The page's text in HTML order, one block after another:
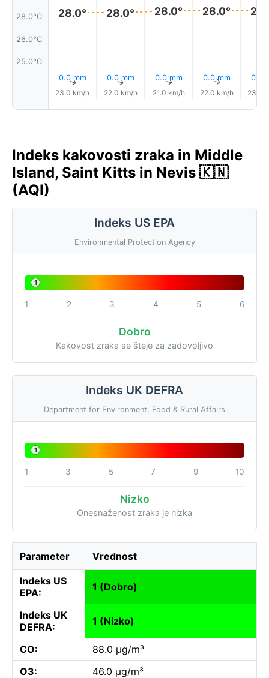
28.0°C
26.0°C
25.0°C
28.0°
0.0 mm
↑
23.0 km/h
28.0°
0.0 mm
↑
22.0 km/h
28.0°
0.0 mm
↑
21.0 km/h
28.0°
0.0 mm
↑
22.0 km/h
0.0
23.0
Indeks kakovosti zraka in Middle
Island, Saint Kitts in Nevis 🇰🇳
(AQI)
Indeks US EPA
Environmental Protection Agency
1
1 2 3 4 5 6
Dobro
Kakovost zraka se šteje za zadovoljivo
Indeks UK DEFRA
Department for Environment, Food & Rural Affairs
1
1 3 5 7 9 10
Nizko
Onesnaženost zraka je nizka
Parameter Vrednost
Indeks US
EPA:
1 (Dobro)
Indeks UK
DEFRA:
1 (Nizko)
CO:
88.0 µg/m³
O3:
46.0 µg/m³